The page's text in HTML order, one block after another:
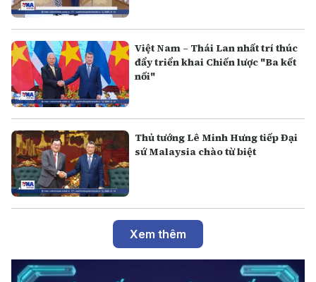
Việt Nam – Thái Lan nhất trí thúc
đẩy triển khai Chiến lược "Ba kết
nối"
Thủ tướng Lê Minh Hưng tiếp Đại
sứ Malaysia chào từ biệt
Xem thêm